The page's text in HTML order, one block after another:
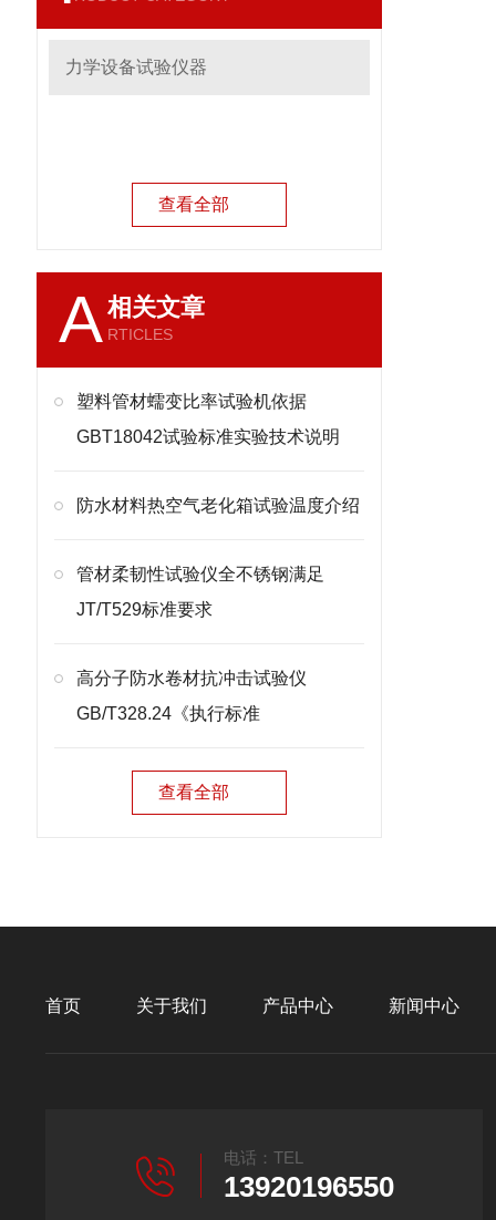
力学设备试验仪器
查看全部
A相关文章
RTICLES
塑料管材蠕变比率试验机依据
GBT18042试验标准实验技术说明
防水材料热空气老化箱试验温度介绍
管材柔韧性试验仪全不锈钢满足
JT/T529标准要求
高分子防水卷材抗冲击试验仪
GB/T328.24《执行标准
查看全部
首页 关于我们 产品中心 新闻中心
电话：TEL
13920196550